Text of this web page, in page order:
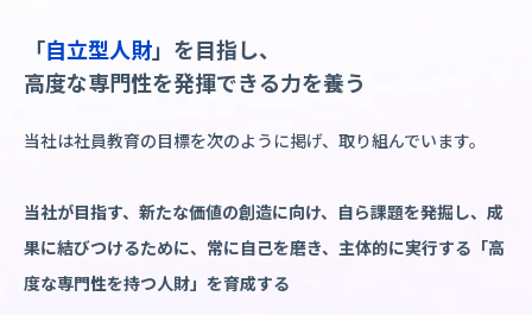
「自立型人財」を目指し、
高度な専門性を発揮できる力を養う
当社は社員教育の目標を次のように掲げ、取り組んでいます。
当社が目指す、新たな価値の創造に向け、自ら課題を発掘し、成
果に結びつけるために、常に自己を磨き、主体的に実行する「高
度な専門性を持つ人財」を育成する